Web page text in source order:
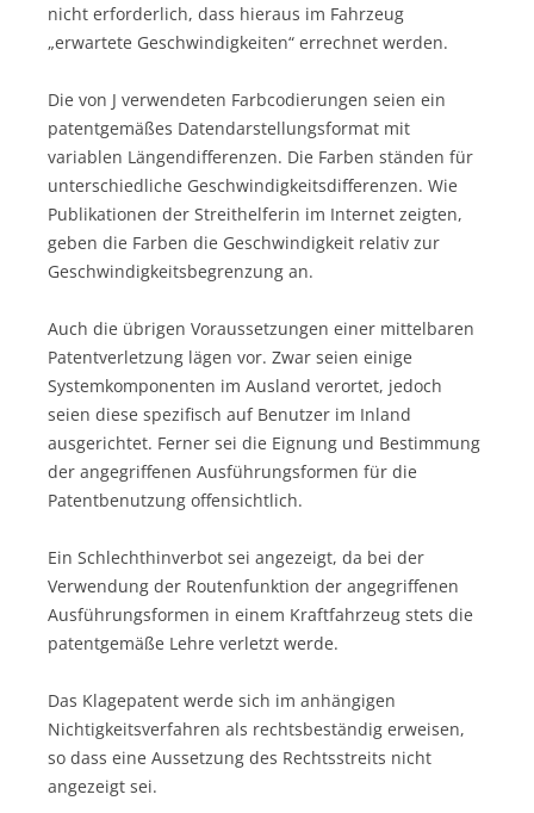
nicht erforderlich, dass hieraus im Fahrzeug
„erwartete Geschwindigkeiten“ errechnet werden.
Die von J verwendeten Farbcodierungen seien ein
patentgemäßes Datendarstellungsformat mit
variablen Längendifferenzen. Die Farben ständen für
unterschiedliche Geschwindigkeitsdifferenzen. Wie
Publikationen der Streithelferin im Internet zeigten,
geben die Farben die Geschwindigkeit relativ zur
Geschwindigkeitsbegrenzung an.
Auch die übrigen Voraussetzungen einer mittelbaren
Patentverletzung lägen vor. Zwar seien einige
Systemkomponenten im Ausland verortet, jedoch
seien diese spezifisch auf Benutzer im Inland
ausgerichtet. Ferner sei die Eignung und Bestimmung
der angegriffenen Ausführungsformen für die
Patentbenutzung offensichtlich.
Ein Schlechthinverbot sei angezeigt, da bei der
Verwendung der Routenfunktion der angegriffenen
Ausführungsformen in einem Kraftfahrzeug stets die
patentgemäße Lehre verletzt werde.
Das Klagepatent werde sich im anhängigen
Nichtigkeitsverfahren als rechtsbeständig erweisen,
so dass eine Aussetzung des Rechtsstreits nicht
angezeigt sei.